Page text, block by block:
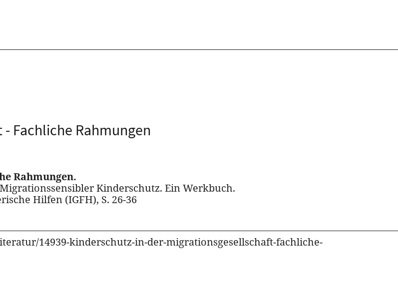
Fachliche Rahmungen
Rahmungen.
Kinderschutz. Ein Werkbuch.
Hilfen (IGFH), S. 26-36
14939-kinderschutz-in-der-migrationsgesellschaft-fachliche-